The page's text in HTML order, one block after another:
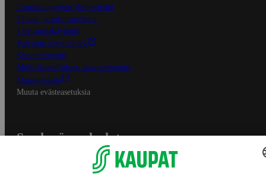
Osuuskauppojen yhteystiedot
Tilaus- ja toimitusehdot
Tietosuojakäytäntö
Palvelun käyttöehdot
Saavutettavuus
Mobiilisovelluksen saavutettavuus
Mainostajalle
Muuta evästeasetuksia
S-ryhmän palvelut